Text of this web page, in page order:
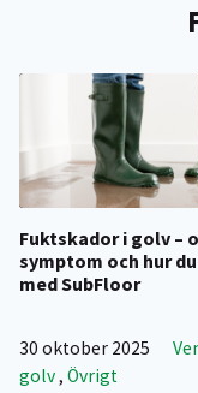
Fuktskador i golv –
symptom och hur
med SubFloor
30 oktober 2025
golv, Övrigt